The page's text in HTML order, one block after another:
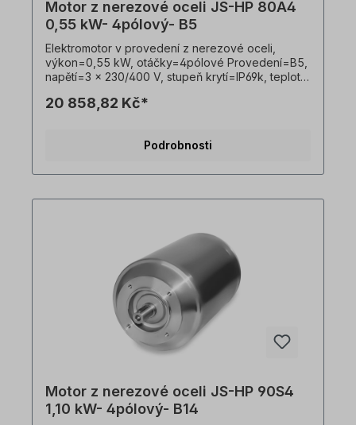
Motor z nerezové oceli JS-HP 80A4
0,55 kW- 4pólový- B5
Elektromotor v provedení z nerezové oceli,
výkon=0,55 kW, otáčky=4pólové Provedení=B5,
napětí=3 x 230/400 V, stupeň krytí=IP69k, teplotní
hygienický kabelový vývod, vhodný pro
provádět pouze kvalifikovaní pracovníci
výrobků jsou nezávazné příklady!
20 858,82 Kč*
Podrobnosti
Motor z nerezové oceli JS-HP 90S4
1,10 kW- 4pólový- B14